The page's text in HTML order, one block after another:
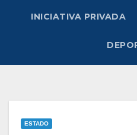
INICIATIVA PRIVADA
ESTADO